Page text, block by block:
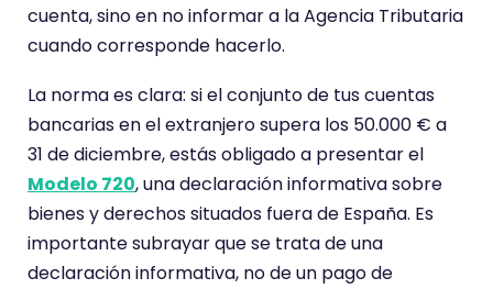
cuenta, sino en no informar a la Agencia Tributaria
cuando corresponde hacerlo.
La norma es clara: si el conjunto de tus cuentas
bancarias en el extranjero supera los 50.000 € a
31 de diciembre, estás obligado a presentar el
Modelo 720, una declaración informativa sobre
bienes y derechos situados fuera de España. Es
importante subrayar que se trata de una
declaración informativa, no de un pago de